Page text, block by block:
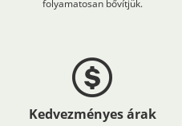
folyamatosan bővítjük.
Kedvezményes árak